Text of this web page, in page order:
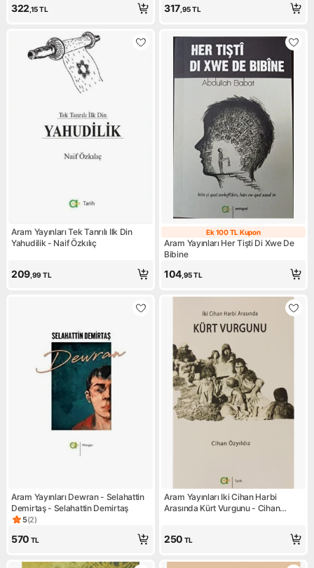
322 ,15TL 317,95TL
Aram Yayınları Tek Tanrılı Ilk Din
Yahudilik - Naif Özkılıç
209,99 TL
Ek 100 TL
Ek 100 TL Kupon
Aram Yayınları Her Tişti Di Xwe De
Bibine
104,95TL
Aram Yayınları Dewran - Selahattin
Demirtaş - Selahattin Demirtaş
Ürün puanı 5, 2 değerlendirme
5(2)
570 TL
Aram Yayınları Iki Cihan Harbi
Arasında Kürt Vurgunu - Cihan
250 TL